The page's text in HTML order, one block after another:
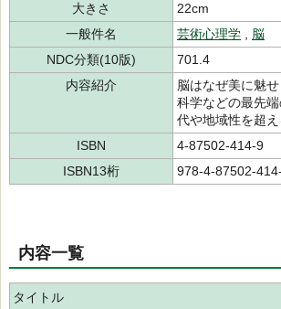
大きさ
22cm
一般件名
芸術心理学
脳
NDC分類(10版)
701.4
内容紹介
脳はなぜ美に魅
科学などの最先
代や地域性を超
ISBN
4-87502-414-9
ISBN13桁
978-4-87502-
内容一覧
タイトル